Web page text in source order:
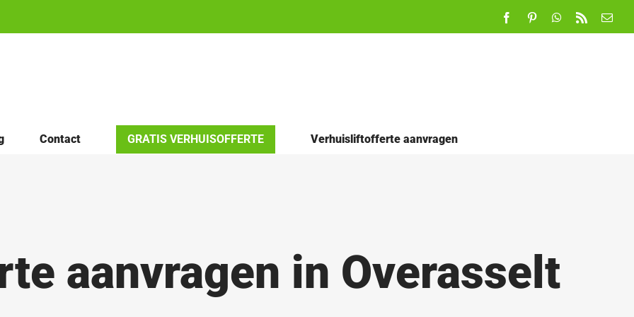
FacebookPinterestWhatsApp
Rss
E-
Contact GRATIS VERHUISOFFERTE Verhuisliftofferte aanvragen
aanvragen in Overasselt